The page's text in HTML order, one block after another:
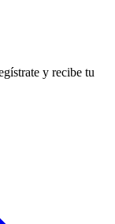
y recibe tu